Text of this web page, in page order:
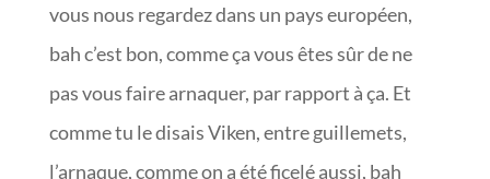
vous nous regardez dans un pays européen,
bah c’est bon, comme ça vous êtes sûr de ne
pas vous faire arnaquer, par rapport à ça. Et
comme tu le disais Viken, entre guillemets,
l’arnaque, comme on a été ficelé aussi, bah